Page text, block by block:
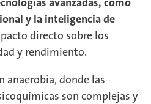
y la inteligencia de
directo sobre los
y rendimiento.
anaerobia, donde las
son complejas y